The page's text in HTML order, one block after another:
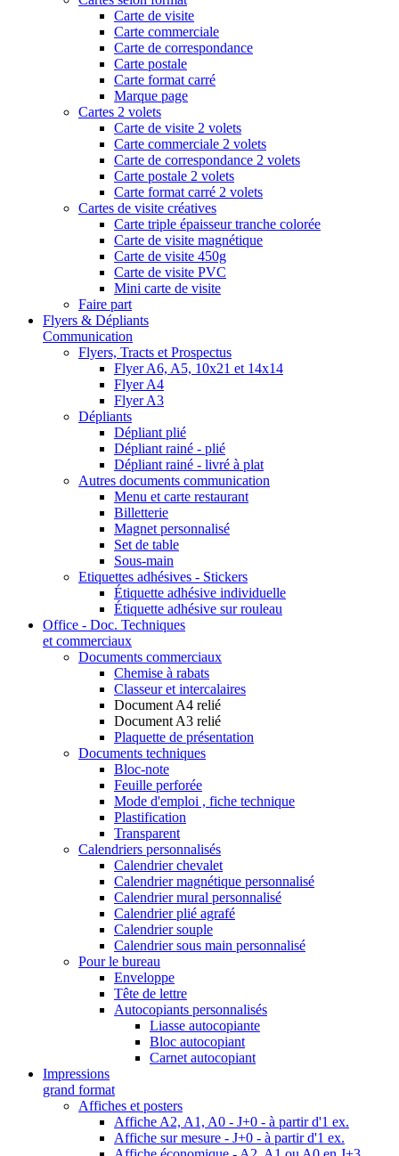
Carte de visite
Carte commerciale
Carte de correspondance
Carte postale
Carte format carré
Marque page
Cartes 2 volets
Carte de visite 2 volets
Carte commerciale 2 volets
Carte de correspondance 2 volets
Carte postale 2 volets
Carte format carré 2 volets
Cartes de visite créatives
Carte triple épaisseur tranche colorée
Carte de visite magnétique
Carte de visite 450g
Carte de visite PVC
Mini carte de visite
Faire part
Flyers & Dépliants
Communication
Flyers, Tracts et Prospectus
Flyer A6, A5, 10x21 et 14x14
Flyer A4
Flyer A3
Dépliants
Dépliant plié
Dépliant rainé - plié
Dépliant rainé - livré à plat
Autres documents communication
Menu et carte restaurant
Billetterie
Magnet personnalisé
Set de table
Sous-main
Etiquettes adhésives - Stickers
Étiquette adhésive individuelle
Étiquette adhésive sur rouleau
Office - Doc. Techniques
et commerciaux
Documents commerciaux
Chemise à rabats
Classeur et intercalaires
Document A4 relié
Document A3 relié
Plaquette de présentation
Documents techniques
Bloc-note
Feuille perforée
Mode d'emploi , fiche technique
Plastification
Transparent
Calendriers personnalisés
Calendrier chevalet
Calendrier magnétique personnalisé
Calendrier mural personnalisé
Calendrier plié agrafé
Calendrier souple
Calendrier sous main personnalisé
Pour le bureau
Enveloppe
Tête de lettre
Autocopiants personnalisés
Liasse autocopiante
Bloc autocopiant
Carnet autocopiant
Impressions
grand format
Affiches et posters
Affiche A2, A1, A0 - J+0 - à partir d'1 ex.
Affiche sur mesure - J+0 - à partir d'1 ex.